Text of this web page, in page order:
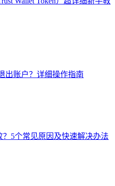
出账户？详细操作指南
？5个常见原因及快速解决办法